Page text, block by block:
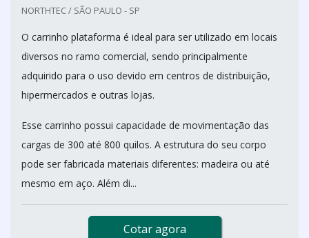
NORTHTEC / SÃO PAULO - SP
O carrinho plataforma é ideal para ser utilizado em locais
diversos no ramo comercial, sendo principalmente
adquirido para o uso devido em centros de distribuição,
hipermercados e outras lojas.
Esse carrinho possui capacidade de movimentação das
cargas de 300 até 800 quilos. A estrutura do seu corpo
pode ser fabricada materiais diferentes: madeira ou até
mesmo em aço. Além di...
Cotar agora